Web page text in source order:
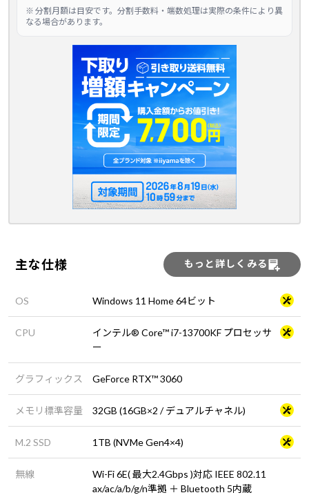
※ 分割月額は目安です。分割手数料・端数処理は実際の条件により異
なる場合があります。
主な仕様 もっと詳しくみる
OS Windows 11 Home 64ビット
CPU
インテル® Core™ i7-13700KF プロセッサ
ー
グラフィックス GeForce RTX™ 3060
メモリ標準容量 32GB (16GB×2 / デュアルチャネル)
M.2 SSD 1TB (NVMe Gen4×4)
無線
Wi-Fi 6E( 最大2.4Gbps )対応 IEEE 802.11
ax/ac/a/b/g/n準拠 ＋ Bluetooth 5内蔵